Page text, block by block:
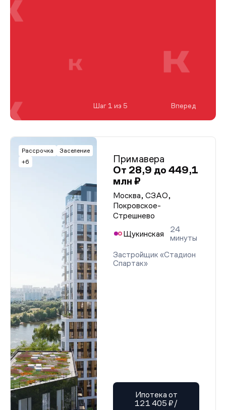
Рассрочка
Заселение
+6
Примавера
От 28,9 до 449,1
млн ₽
Москва, СЗАО,
Покровское-
Стрешнево
Щукинская
24
минуты
Застройщик «Стадион
Спартак»
Ипотека от
121 405 ₽/
Шаг 1 из 5 Вперед